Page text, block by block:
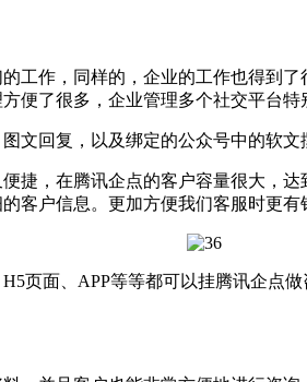
作，同样的，企业的工作也得到了
便了很多，企业管理多个社交平台
文回复，以及绑定的公众号中的软
，在腾讯企点的客户容量很大，
客户信息。更加方便我们客服时更有
面、APP等等都可以挂腾讯企点